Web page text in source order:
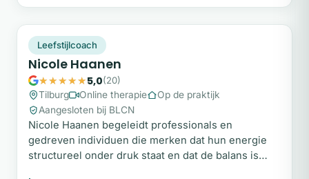
Plek beschikbaar
Leefstijlcoach
Nicole Haanen
5,0(20)
Tilburg
Online therapie
Op de praktijk
Aangesloten bij BLCN
Nicole Haanen begeleidt professionals en
gedreven individuen die merken dat hun energie
structureel onder druk staat en dat de balans is